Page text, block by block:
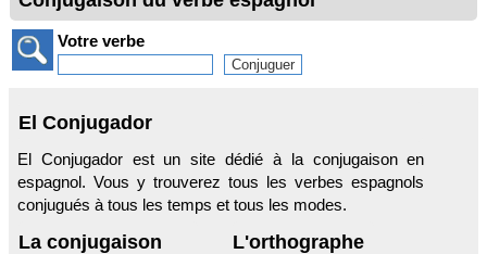
Votre verbe
El Conjugador
El Conjugador est un site dédié à la conjugaison en
espagnol. Vous y trouverez tous les verbes espagnols
conjugués à tous les temps et tous les modes.
La conjugaison L'orthographe